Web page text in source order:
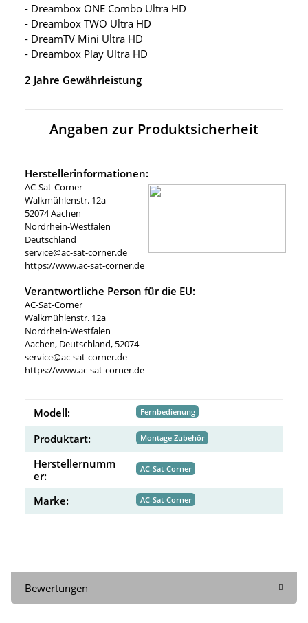
- Dreambox ONE Combo Ultra HD
- Dreambox TWO Ultra HD
- DreamTV Mini Ultra HD
- Dreambox Play Ultra HD
2 Jahre Gewährleistung
Angaben zur Produktsicherheit
Herstellerinformationen:
AC-Sat-Corner
Walkmühlenstr. 12a
52074 Aachen
Nordrhein-Westfalen
Deutschland
service@ac-sat-corner.de
https://www.ac-sat-corner.de
Verantwortliche Person für die EU:
AC-Sat-Corner
Walkmühlenstr. 12a
Nordrhein-Westfalen
Aachen, Deutschland, 52074
service@ac-sat-corner.de
https://www.ac-sat-corner.de
Modell: Fernbedienung
Produktart: Montage Zubehör
Herstellernumm
er:
AC-Sat-Corner
Marke: AC-Sat-Corner
Bewertungen